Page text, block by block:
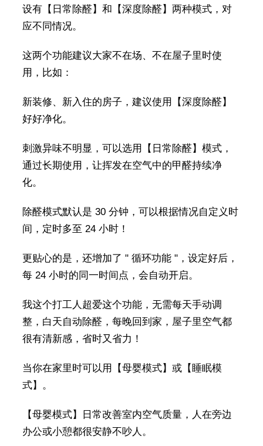
设有【日常除醛】和【深度除醛】两种模式，对
应不同情况。
这两个功能建议大家不在场、不在屋子里时使
用，比如：
新装修、新入住的房子，建议使用【深度除醛】
好好净化。
刺激异味不明显，可以选用【日常除醛】模式，
通过长期使用，让挥发在空气中的甲醛持续净
化。
除醛模式默认是 30 分钟，可以根据情况自定义时
间，定时多至 24 小时！
更贴心的是，还增加了 " 循环功能 "，设定好后，
每 24 小时的同一时间点，会自动开启。
我这个打工人超爱这个功能，无需每天手动调
整，白天自动除醛，每晚回到家，屋子里空气都
很有清新感，省时又省力！
当你在家里时可以用【母婴模式】或【睡眠模
式】。
【母婴模式】日常改善室内空气质量，人在旁边
办公或小憩都很安静不吵人。